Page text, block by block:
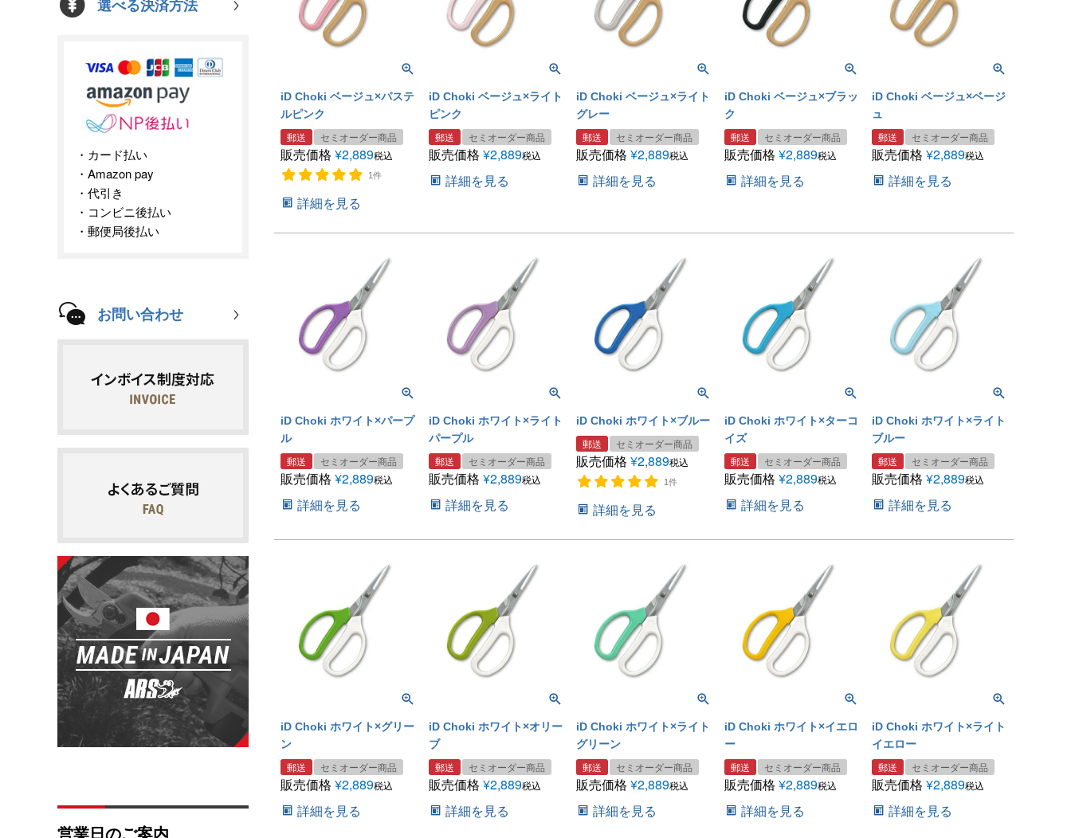
選べる決済方法
カード払い
Amazon pay
代引き
コンビニ後払い
郵便局後払い
お問い合わせ
営業日のご案内
iD Choki ベージュ×パステ
ルピンク
郵送 セミオーダー商品
販売価格 ¥2,889税込
1件
詳細を見る
iD Choki ベージュ×ライト
ピンク
郵送 セミオーダー商品
販売価格 ¥2,889税込
詳細を見る
iD Choki ベージュ×ライト
グレー
郵送 セミオーダー商品
販売価格 ¥2,889税込
詳細を見る
iD Choki ベージュ×ブラッ
ク
郵送 セミオーダー商品
販売価格 ¥2,889税込
詳細を見る
iD Choki ベージュ×ベージ
ュ
郵送 セミオーダー商品
販売価格 ¥2,889税込
詳細を見る
iD Choki ホワイト×パープ
ル
郵送 セミオーダー商品
販売価格 ¥2,889税込
詳細を見る
iD Choki ホワイト×ライト
パープル
郵送 セミオーダー商品
販売価格 ¥2,889税込
詳細を見る
iD Choki ホワイト×ブルー
郵送 セミオーダー商品
販売価格 ¥2,889税込
1件
詳細を見る
iD Choki ホワイト×ターコ
イズ
郵送 セミオーダー商品
販売価格 ¥2,889税込
詳細を見る
iD Choki ホワイト×ライト
ブルー
郵送 セミオーダー商品
販売価格 ¥2,889税込
詳細を見る
iD Choki ホワイト×グリー
ン
郵送 セミオーダー商品
販売価格 ¥2,889税込
詳細を見る
iD Choki ホワイト×オリー
ブ
郵送 セミオーダー商品
販売価格 ¥2,889税込
詳細を見る
iD Choki ホワイト×ライト
グリーン
郵送 セミオーダー商品
販売価格 ¥2,889税込
詳細を見る
iD Choki ホワイト×イエロ
ー
郵送 セミオーダー商品
販売価格 ¥2,889税込
詳細を見る
iD Choki ホワイト×ライト
イエロー
郵送 セミオーダー商品
販売価格 ¥2,889税込
詳細を見る